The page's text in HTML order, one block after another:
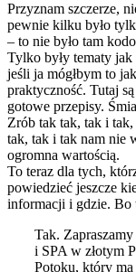
Przyznam szczerze,
pewnie kilku było
– to nie było tam
Tylko były tematy
jeśli ja mógłbym to
praktyczność. Tutaj
gotowe przepisy.
Zrób tak tak, tak i
tak, tak i tak nam nie
ogromna wartością.
To teraz dla tych,
powiedzieć jeszcze
informacji i gdzie. Bo
Tak.
i SPA w złotym
Potoku, który ma